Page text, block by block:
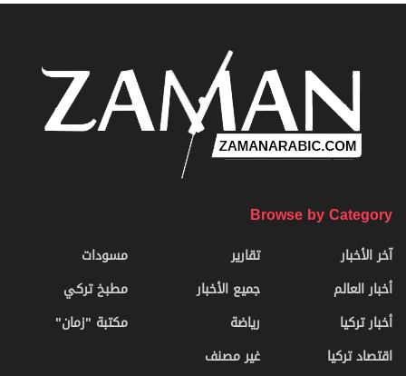
Browse by Category
آخر الأخبار
أخبار العالم
أخبار تركيا
اقتصاد تركيا
تقارير
جميع الأخبار
رياضة
غير مصنف
مسودات
مطبخ تركي
مكتبة "زمان"